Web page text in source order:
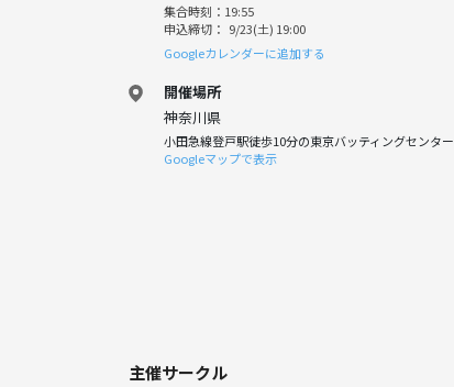
集合時刻：19:55
申込締切： 9/23(土) 19:00
Googleカレンダーに追加する
開催場所
神奈川県
小田急線登戸駅徒歩10分の東京バッティングセンター
Googleマップで表示
主催サークル